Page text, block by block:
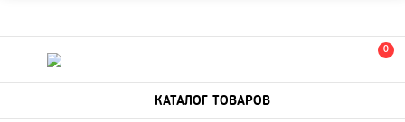
0
КАТАЛОГ ТОВАРОВ